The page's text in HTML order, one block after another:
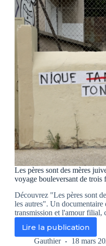
Les pères sont des mères
voyage bouleversant de trois
Découvrez "Les pères sont
les autres". Un documentaire
transmission et l'amour filial,
Lire la publication
Les
pères
Gauthier 18 mars